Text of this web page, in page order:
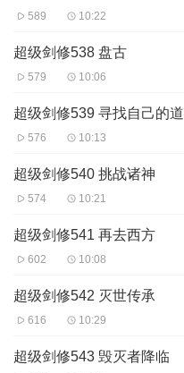
589 10:22
超级剑修538 盘古
579 10:06
超级剑修539 寻找自己的道
576 10:13
超级剑修540 挑战诸神
574 10:21
超级剑修541 再去西方
602 10:08
超级剑修542 灭世传承
616 10:29
超级剑修543 毁灭者降临